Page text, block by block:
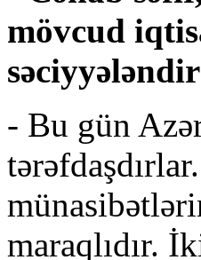
mövcud
- Bu gün
maraqlıdır.